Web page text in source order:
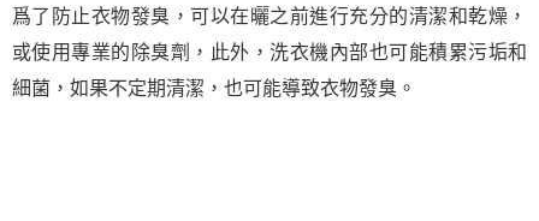
爲了防止衣物發臭，可以在曬之前進行充分的清潔和乾燥，
或使用專業的除臭劑，此外，洗衣機內部也可能積累污垢和
細菌，如果不定期清潔，也可能導致衣物發臭。